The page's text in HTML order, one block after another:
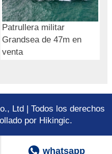
Patrullera militar
Grandsea de 47m en
venta
Ltd | Todos los derechos
por Hikingic.
 whatsapp